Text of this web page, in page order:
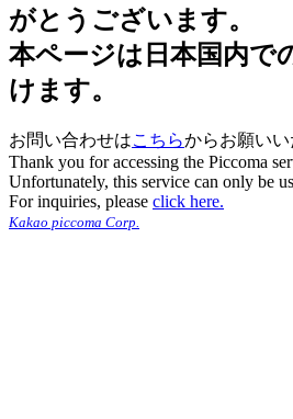
がとうございます。
本ページは日本国内で
けます。
お問い合わせはこちらからお願いい
Thank you for accessing the Piccoma
Unfortunately, this service can only be
For inquiries, please click here.
Kakao piccoma Corp.